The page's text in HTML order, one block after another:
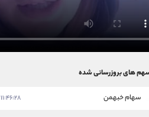
های بروزرسانی شده
سهام خبهمن ۱۱:۴۶:۲۸ - ۲۸ شهریور ۱۴۰۱